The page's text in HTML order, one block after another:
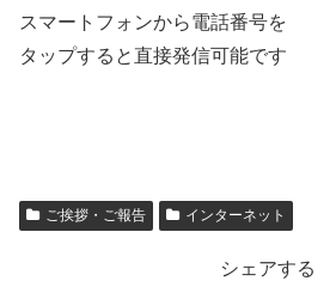
スマートフォンから電話番号を
タップすると直接発信可能です
ご挨拶・ご報告 インターネット
シェアする